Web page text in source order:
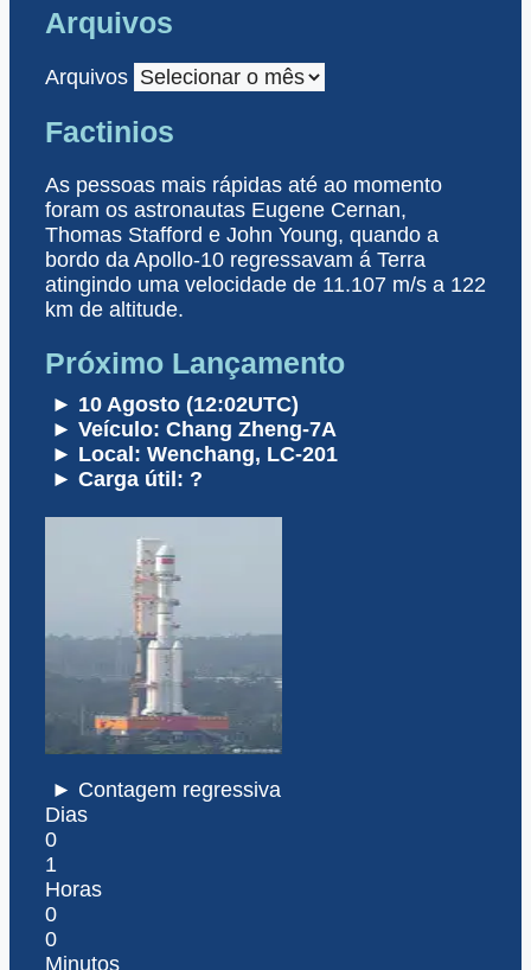
Arquivos
Arquivos
Factinios
As pessoas mais rápidas até ao momento
foram os astronautas Eugene Cernan,
Thomas Stafford e John Young, quando a
bordo da Apollo-10 regressavam á Terra
atingindo uma velocidade de 11.107 m/s a 122
km de altitude.
Próximo Lançamento
► 10 Agosto (12:02UTC)
► Veículo: Chang Zheng-7A
► Local: Wenchang, LC-201
► Carga útil: ?
► Contagem regressiva
Dias
0
1
Horas
0
0
Minutos